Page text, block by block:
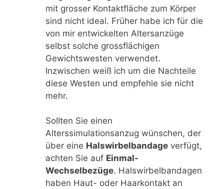
mit grosser Kontaktfläche zum Körper
sind nicht ideal. Früher habe ich für die
von mir entwickelten Altersanzüge
selbst solche grossflächigen
Gewichtswesten verwendet.
Inzwischen weiß ich um die Nachteile
diese Westen und empfehle sie nicht
mehr.
Sollten Sie einen
Alterssimulationsanzug wünschen, der
über eine Halswirbelbandage verfügt,
achten Sie auf Einmal-
Wechselbezüge. Halswirbelbandagen
haben Haut- oder Haarkontakt an